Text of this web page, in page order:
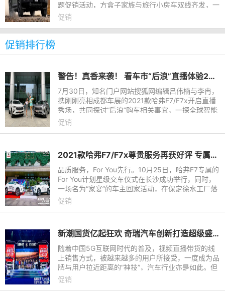
题促销活动，方盒子家族与旅行小房车双线齐发，一
次性为用户奉上五大购车权益：感恩惊喜礼，限时抢
促销
促销排行榜
警告！真香来袭！ 看车市“后浪”直播体验2021款哈弗F7/F7x
7月30日，知名门户网站搜狐网编辑吕伟楠与李冉，
携刚刚亮相成都车展的2021款哈弗F7/F7x开启直播
秀场，共同探讨“后浪”购车相关事宜，一探全球智能
潮品的智能化再进阶之路，打造了一场妙趣横生的汽
促销
2021款哈弗F7/F7x尊贵服务再获好评 专属For You计划实力宠粉
品质服务，For You先行。10月25日，哈弗F7专属的
For You计划星级交车仪式在长沙成功举行，同时，
一场名为“家宴”的车主回家活动，在保定徐水工厂落
下帷幕。同一时间，一南一北两座城市，哈弗F7同
促销
新潮国货亿起狂欢 奇瑞汽车创新打造超级盛典 冲击双十一新高度
随着中国5G互联网时代的普及，视频直播带货的线
上销售方式，被越来越多的用户所接受，一度成为品
牌与用户拉近距离的“神技”，汽车行业亦是如此。但
热度背后，如何进行精准的定位策划，实现有效的用
促销